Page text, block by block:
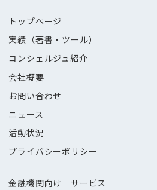
トップページ
実績（著書・ツール）
コンシェルジュ紹介
会社概要
お問い合わせ
ニュース
活動状況
プライバシーポリシー
金融機関向け サービス